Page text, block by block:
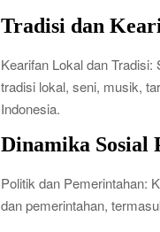
Tradisi dan
Kearifan Lokal dan
tradisi lokal, seni, musik,
Indonesia.
Dinamika Sosial
Politik dan Pemerintahan:
dan pemerintahan,